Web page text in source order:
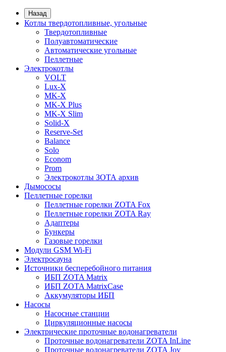
Назад
Котлы твердотопливные, угольные
Твердотопливные
Полуавтоматические
Автоматические угольные
Пеллетные
Электрокотлы
VOLT
Lux-X
MK-X
MK-X Plus
MK-X Slim
Solid-X
Reserve-Set
Balance
Solo
Econom
Prom
Электрокотлы ЗОТА архив
Дымососы
Пеллетные горелки
Пеллетные горелки ZOTA Fox
Пеллетные горелки ZOTA Ray
Адаптеры
Бункеры
Газовые горелки
Модули GSM Wi-Fi
Электросауна
Источники бесперебойного питания
ИБП ZOTA Matrix
ИБП ZOTA MatrixCase
Аккумуляторы ИБП
Насосы
Насосные станции
Циркуляционные насосы
Электрические проточные водонагреватели
Проточные водонагреватели ZOTA InLine
Проточные водонагреватели ZOTA Joy